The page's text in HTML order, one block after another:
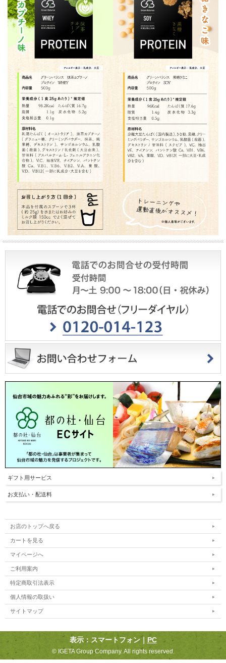
ギフト用サービス
お支払い・配送料
お店のトップへ戻る
カートを見る
マイページへ
ご利用案内
特定商取引法表示
個人情報の取扱い
サイトマップ
表示：スマートフォン｜ PC
©︎ IGETA Group Company. All rights reserved.